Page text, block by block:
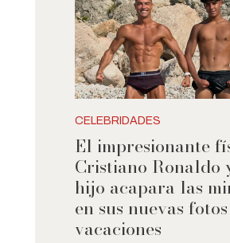
CELEBRIDADES
El impresionante
Cristiano Ronaldo
hijo acapara las
en sus nuevas
vacaciones